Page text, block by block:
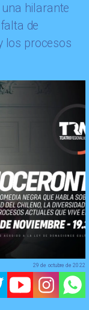
hilarante
de
los procesos
29 de octubre de 2022